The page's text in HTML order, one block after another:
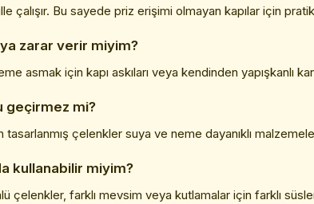
çalışır. Bu sayede priz erişimi olmayan kapılar için
zarar verir miyim?
asmak için kapı askıları veya kendinden
geçirmez mi?
tasarlanmış çelenkler suya ve neme dayanıklı
kullanabilir miyim?
çelenkler, farklı mevsim veya kutlamalar için farklı